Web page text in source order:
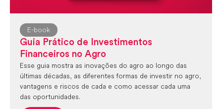
E-book
Guia Prático de Investimentos
Financeiros no Agro
Esse guia mostra as inovações do agro ao longo das
últimas décadas, as diferentes formas de investir no agro,
vantagens e riscos de cada e como acessar cada uma
das oportunidades.